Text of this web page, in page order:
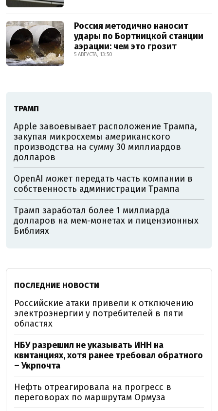
Россия методично наносит
удары по Бортницкой станции
аэрации: чем это грозит
5 АВГУСТА, 13:50
ТРАМП
Apple завоевывает расположение Трампа,
закупая микросхемы американского
производства на сумму 30 миллиардов
долларов
OpenAI может передать часть компании в
собственность администрации Трампа
Трамп заработал более 1 миллиарда
долларов на мем-монетах и лицензионных
Библиях
ПОСЛЕДНИЕ НОВОСТИ
Российские атаки привели к отключению
электроэнергии у потребителей в пяти
областях
НБУ разрешил не указывать ИНН на
квитанциях, хотя ранее требовал обратного
– Укрпочта
Нефть отреагировала на прогресс в
переговорах по маршрутам Ормуза